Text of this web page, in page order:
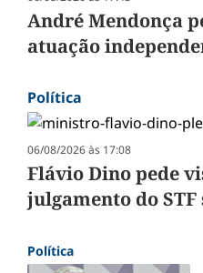
André Mendonça
atuação
Política
06/08/2026 às 17:08
Flávio Dino pede
julgamento do
Política